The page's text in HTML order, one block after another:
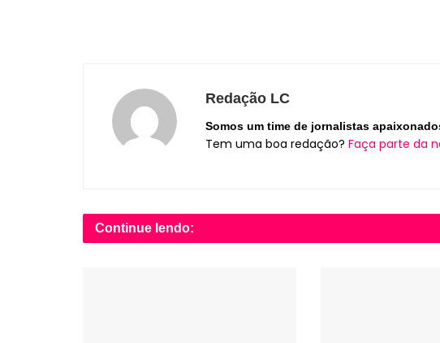
Redação LC
Somos um time de jornalistas
Tem uma boa redação? Faça parte da
Continue lendo: